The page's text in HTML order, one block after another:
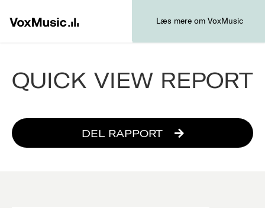
Læs mere om VoxMusic
QUICK VIEW REPORT
DEL RAPPORT